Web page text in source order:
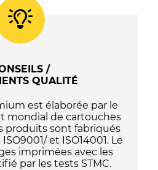
/
QUALITÉ
est élaborée par le
mondial de cartouches
produits sont fabriqués
et ISO14001. Le
imprimées avec les
par les tests STMC.